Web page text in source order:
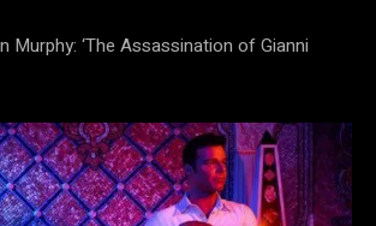
Murphy: ‘The Assassination of Gianni